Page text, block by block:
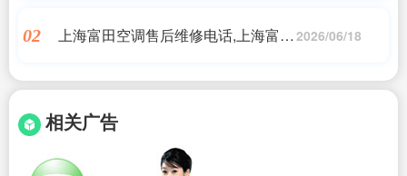
02
上海富田空调售后维修电话,上海富田
什么意思
2026/06/18
相关广告